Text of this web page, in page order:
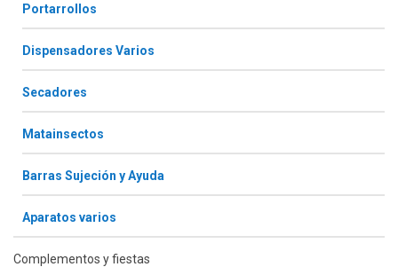
Portarrollos
Dispensadores Varios
Secadores
Matainsectos
Barras Sujeción y Ayuda
Aparatos varios
Complementos y fiestas